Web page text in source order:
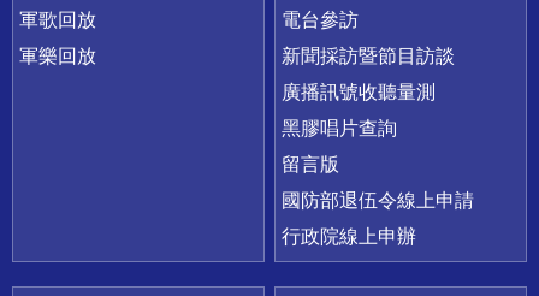
軍歌回放
軍樂回放
電台參訪
新聞採訪暨節目訪談
廣播訊號收聽量測
黑膠唱片查詢
留言版
國防部退伍令線上申請
行政院線上申辦